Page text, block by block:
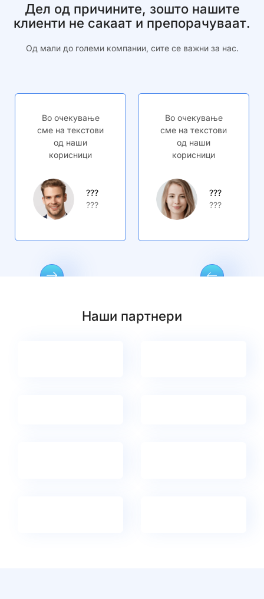
Дел од причините, зошто нашите
клиенти не сакаат и препорачуваат.
Од мали до големи компании, сите се важни за нас.
Во очекување
сме на текстови
од наши
корисници
???
???
Во очекување
сме на текстови
од наши
корисници
???
???
Наши партнери